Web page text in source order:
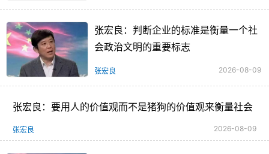
张宏良：判断企业的标准是衡量一个社
会政治文明的重要标志
张宏良 2026-08-09
张宏良：要用人的价值观而不是猪狗的价值观来衡量社会
张宏良 2026-08-09